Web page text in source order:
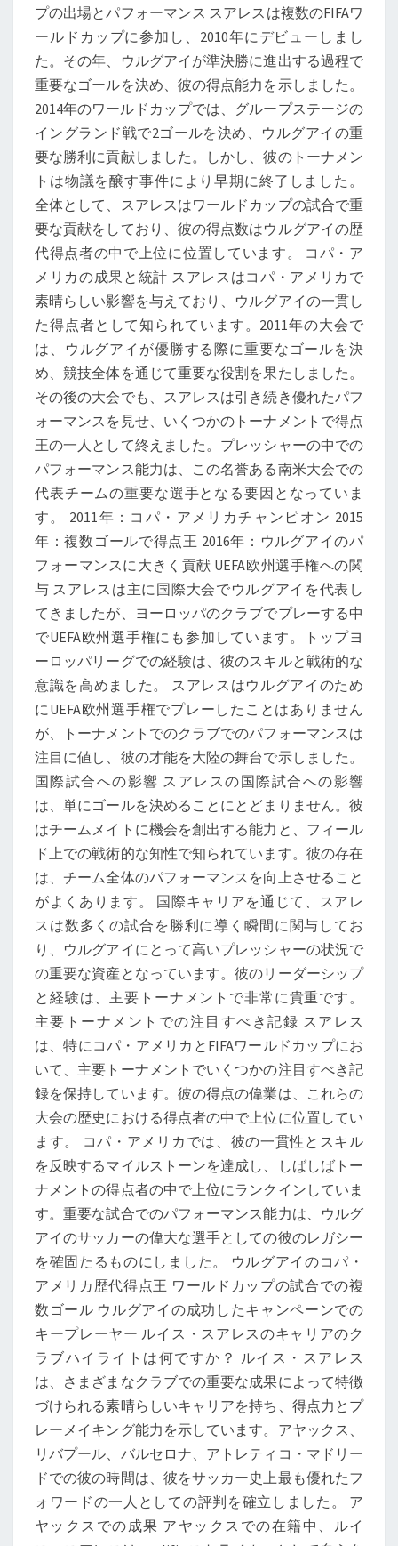
プの出場とパフォーマンス スアレスは複数のFIFAワ
ールドカップに参加し、2010年にデビューしまし
た。その年、ウルグアイが準決勝に進出する過程で
重要なゴールを決め、彼の得点能力を示しました。
2014年のワールドカップでは、グループステージの
イングランド戦で2ゴールを決め、ウルグアイの重
要な勝利に貢献しました。しかし、彼のトーナメン
トは物議を醸す事件により早期に終了しました。
全体として、スアレスはワールドカップの試合で重
要な貢献をしており、彼の得点数はウルグアイの歴
代得点者の中で上位に位置しています。 コパ・ア
メリカの成果と統計 スアレスはコパ・アメリカで
素晴らしい影響を与えており、ウルグアイの一貫し
た得点者として知られています。2011年の大会で
は、ウルグアイが優勝する際に重要なゴールを決
め、競技全体を通じて重要な役割を果たしました。
その後の大会でも、スアレスは引き続き優れたパフ
ォーマンスを見せ、いくつかのトーナメントで得点
王の一人として終えました。プレッシャーの中での
パフォーマンス能力は、この名誉ある南米大会での
代表チームの重要な選手となる要因となっていま
す。 2011年：コパ・アメリカチャンピオン 2015
年：複数ゴールで得点王 2016年：ウルグアイのパ
フォーマンスに大きく貢献 UEFA欧州選手権への関
与 スアレスは主に国際大会でウルグアイを代表し
てきましたが、ヨーロッパのクラブでプレーする中
でUEFA欧州選手権にも参加しています。トップヨ
ーロッパリーグでの経験は、彼のスキルと戦術的な
意識を高めました。 スアレスはウルグアイのため
にUEFA欧州選手権でプレーしたことはありません
が、トーナメントでのクラブでのパフォーマンスは
注目に値し、彼の才能を大陸の舞台で示しました。
国際試合への影響 スアレスの国際試合への影響
は、単にゴールを決めることにとどまりません。彼
はチームメイトに機会を創出する能力と、フィール
ド上での戦術的な知性で知られています。彼の存在
は、チーム全体のパフォーマンスを向上させること
がよくあります。 国際キャリアを通じて、スアレ
スは数多くの試合を勝利に導く瞬間に関与してお
り、ウルグアイにとって高いプレッシャーの状況で
の重要な資産となっています。彼のリーダーシップ
と経験は、主要トーナメントで非常に貴重です。
主要トーナメントでの注目すべき記録 スアレス
は、特にコパ・アメリカとFIFAワールドカップにお
いて、主要トーナメントでいくつかの注目すべき記
録を保持しています。彼の得点の偉業は、これらの
大会の歴史における得点者の中で上位に位置してい
ます。 コパ・アメリカでは、彼の一貫性とスキル
を反映するマイルストーンを達成し、しばしばトー
ナメントの得点者の中で上位にランクインしていま
す。重要な試合でのパフォーマンス能力は、ウルグ
アイのサッカーの偉大な選手としての彼のレガシー
を確固たるものにしました。 ウルグアイのコパ・
アメリカ歴代得点王 ワールドカップの試合での複
数ゴール ウルグアイの成功したキャンペーンでの
キープレーヤー ルイス・スアレスのキャリアのク
ラブハイライトは何ですか？ ルイス・スアレス
は、さまざまなクラブでの重要な成果によって特徴
づけられる素晴らしいキャリアを持ち、得点力とプ
レーメイキング能力を示しています。アヤックス、
リバプール、バルセロナ、アトレティコ・マドリー
ドでの彼の時間は、彼をサッカー史上最も優れたフ
ォワードの一人としての評判を確立しました。 ア
ヤックスでの成果 アヤックスでの在籍中、ルイ